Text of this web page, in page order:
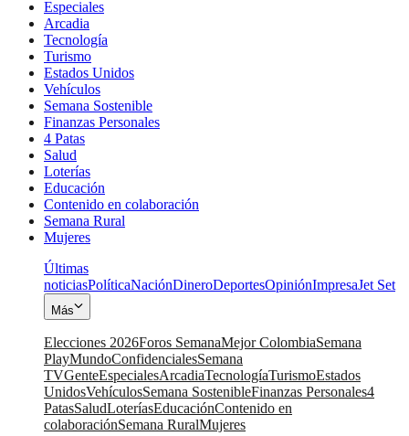
Especiales
Arcadia
Tecnología
Turismo
Estados Unidos
Vehículos
Semana Sostenible
Finanzas Personales
4 Patas
Salud
Loterías
Educación
Contenido en colaboración
Semana Rural
Mujeres
Últimas
noticiasPolíticaNaciónDineroDeportesOpiniónImpresaJet Set
Más
Elecciones 2026Foros SemanaMejor ColombiaSemana
PlayMundoConfidencialesSemana
TVGenteEspecialesArcadiaTecnologíaTurismoEstados
UnidosVehículosSemana SostenibleFinanzas Personales4
PatasSaludLoteríasEducaciónContenido en
colaboraciónSemana RuralMujeres